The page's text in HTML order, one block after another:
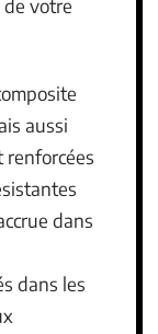
de votre
aussi
renforcées
dans
dans les